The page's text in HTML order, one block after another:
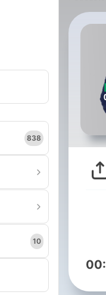
838
10